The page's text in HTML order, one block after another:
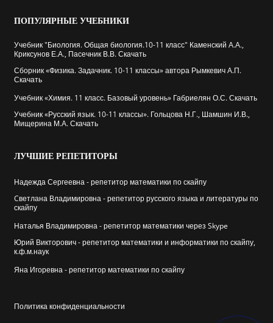
ПОПУЛЯРНЫЕ УЧЕБНИКИ
Учебник "Биология. Общая биология.10-11 класс" Каменский А.А.,
Криксунов Е.А., Пасечник В.В. Скачать
Сборник «Физика. Задачник. 10-11 классы» автора Рымкевич А.П.
Скачать
Учебник «Химия. 11 класс. Базовый уровень» Габриелян О.С. Скачать
Учебник «Русский язык. 10-11 классы». Гольцова Н.Г., Шамшин И.В.,
Мищерина М.А. Скачать
ЛУЧШИЕ РЕПЕТИТОРЫ
Надежда Сергеевна - репетитор математики по скайпу
Cветлана Владимировна - репетитор русского языка и литературы по
скайпу
Наталья Владимировна - репетитор математики через Skype
Юрий Викторович - репетитор математики и информатики по скайпу,
к.ф.м.наук
Яна Игоревна - репетитор математики по скайпу
Политика конфиденциальности